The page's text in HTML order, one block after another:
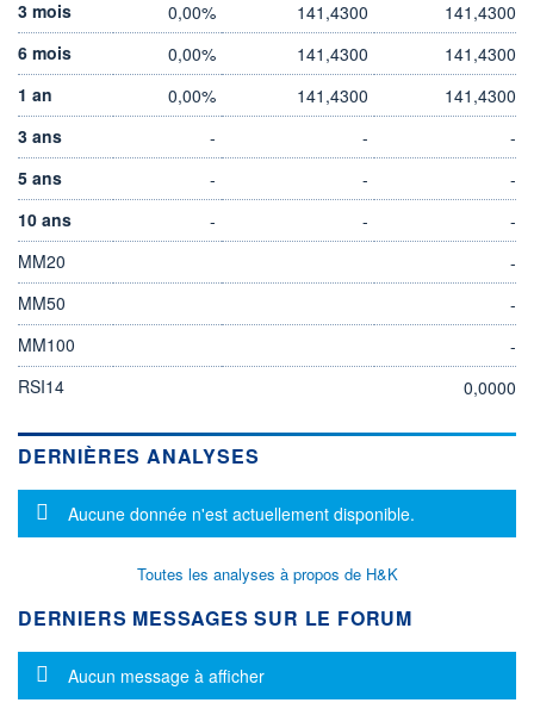
3 mois
0,00% 141,4300
141,4300
6 mois
0,00% 141,4300
141,4300
1 an
0,00% 141,4300
141,4300
3 ans
- -
-
5 ans
- -
-
10 ans
- -
-
MM20
-
MM50
-
MM100
-
RSI14
0,0000
DERNIÈRES ANALYSES
Message d'information
Aucune donnée n'est actuellement disponible.
Toutes les analyses à propos de H&K
DERNIERS MESSAGES SUR LE FORUM
Message d'information
Aucun message à afficher